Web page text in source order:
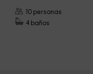
10 personas
4 baños